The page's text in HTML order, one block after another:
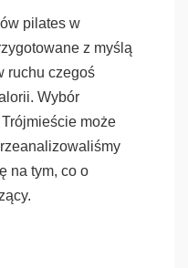
pilates w
z myślą
ruchu czegoś
Wybór
może
na tym, co o